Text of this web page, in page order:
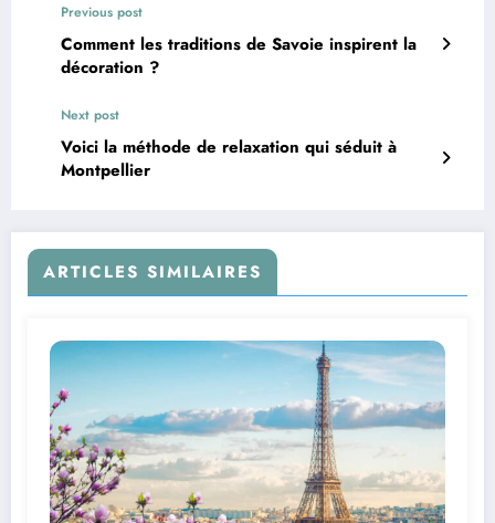
Previous post
Comment les traditions de Savoie inspirent la
décoration ?
Next post
Voici la méthode de relaxation qui séduit à
Montpellier
ARTICLES SIMILAIRES